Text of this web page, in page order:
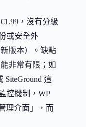
，沒有分級
或安全外
版本）。缺點
非常有限；如
SiteGround 這
控機制，WP
理介面」，而